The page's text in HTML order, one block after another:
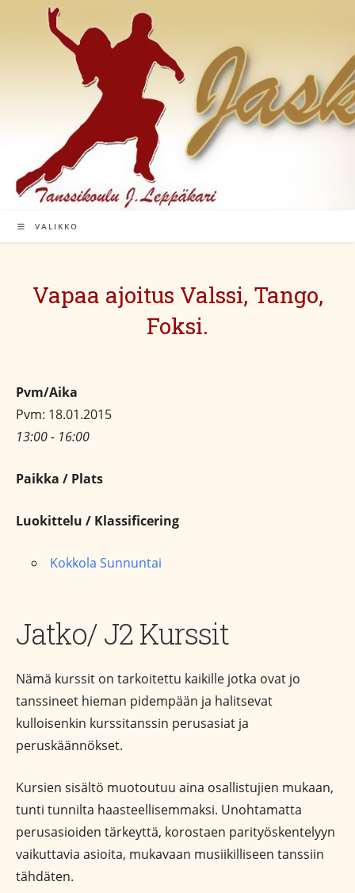
VALIKKO
Vapaa ajoitus Valssi, Tango,
Foksi.
Pvm/Aika
Pvm: 18.01.2015
13:00 - 16:00
Paikka / Plats
Luokittelu / Klassificering
Kokkola Sunnuntai
Jatko/ J2 Kurssit
Nämä kurssit on tarkoitettu kaikille jotka ovat jo
tanssineet hieman pidempään ja halitsevat
kulloisenkin kurssitanssin perusasiat ja
peruskäännökset.
Kursien sisältö muotoutuu aina osallistujien mukaan,
tunti tunnilta haasteellisemmaksi. Unohtamatta
perusasioiden tärkeyttä, korostaen parityöskentelyyn
vaikuttavia asioita, mukavaan musiikilliseen tanssiin
tähdäten.